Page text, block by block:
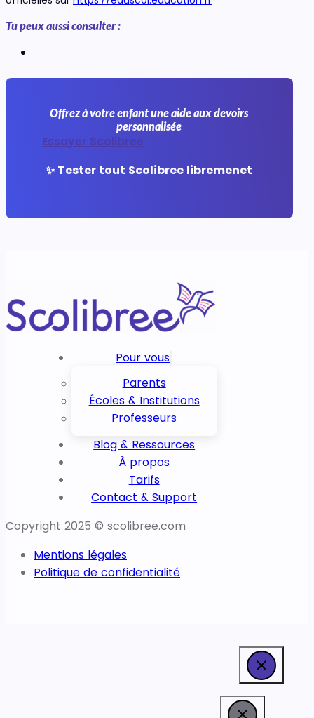
Tu peux aussi consulter :
Offrez à votre enfant une aide aux devoirs
personnalisée
Essayer Scolibree
✨ Tester tout Scolibree libremenet
Pour vous
Parents
Écoles & Institutions
Professeurs
Blog & Ressources
À propos
Tarifs
Contact & Support
Copyright 2025 © scolibree.com
Mentions légales
Politique de confidentialité